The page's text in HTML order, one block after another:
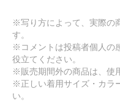
※写り方によって、実際の
す。
※コメントは投稿者個人の
役立てください。
※販売期間外の商品は、使
※正しい着用サイズ・カラ
い。